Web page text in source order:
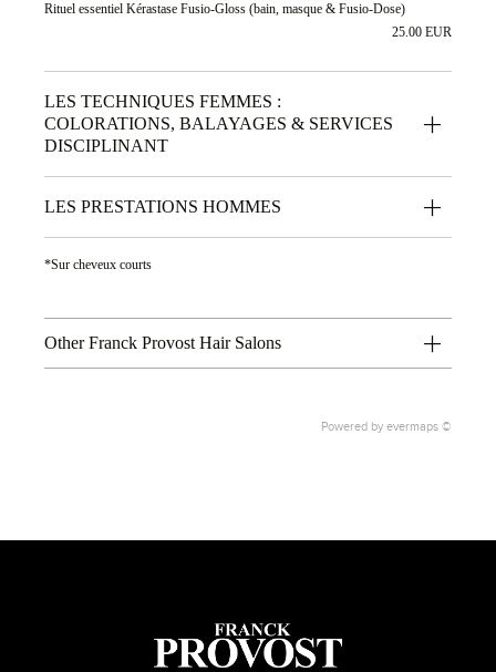
Rituel essentiel Kérastase Fusio-Gloss (bain, masque & Fusio-Dose)
25.00 EUR
LES TECHNIQUES FEMMES :
COLORATIONS, BALAYAGES & SERVICES
DISCIPLINANT
LES PRESTATIONS HOMMES
*Sur cheveux courts
Other Franck Provost Hair Salons
Powered by evermaps ©